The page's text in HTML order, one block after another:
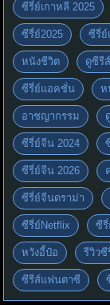
ซีรี่ย์เกาหลี 2025
ซีรี่ย์2025 ซีรี่ย์
หนังชีวิต ดูซีรี
ซีรี่ย์แอคชั่น ห
อาชญากรรม
ซีรี่ย์จีน 2024
ซีรี่ย์จีน 2026
ซีรี่ย์จีนดราม่า
ซีรี่ย์Netflix ซีรี่
หวังอี้ป๋อ รีวิวซี
ซีรีส์แฟนตาซี